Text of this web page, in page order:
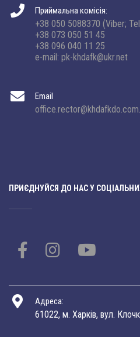
Приймальна комісія:
+38 050 5088370 (Viber;
+38 073 050 51 45
+38 096 040 11 25
e-mail: pk-khdafk@ukr.net
Email
ПРИЄДНУЙСЯ ДО НАС У
Адреса:
61022, м. Харків, вул.